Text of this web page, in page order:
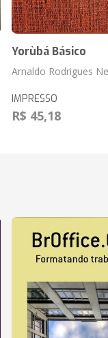
Yorùbá Básico
Arnaldo Rodrigues
IMPRESSO
R$ 45,18